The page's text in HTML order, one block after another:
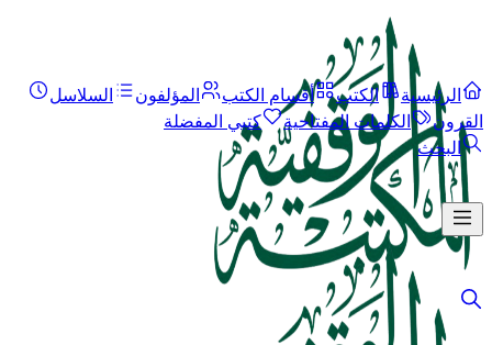
الرئيسية الكتب أقسام الكتب المؤلفون
السلاسل
القرون
الكلمات المفتاحية
كتبي المفضلة
البحث